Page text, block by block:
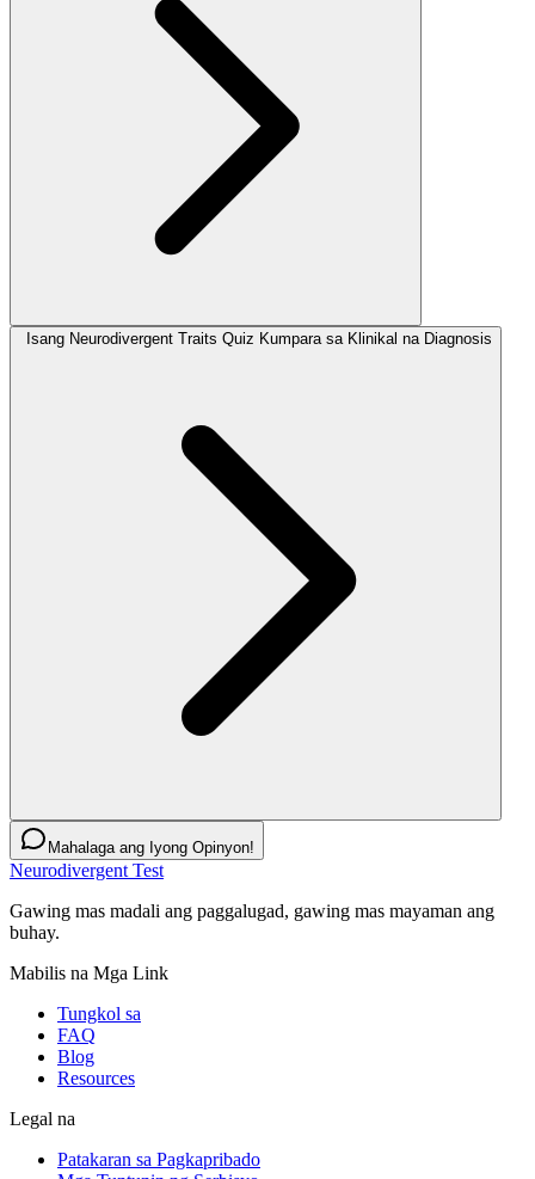
Isang Neurodivergent Traits Quiz Kumpara sa Klinikal na Diagnosis
Mahalaga ang Iyong Opinyon!
Neurodivergent Test
Gawing mas madali ang paggalugad, gawing mas mayaman ang
buhay.
Mabilis na Mga Link
Tungkol sa
FAQ
Blog
Resources
Legal na
Patakaran sa Pagkapribado